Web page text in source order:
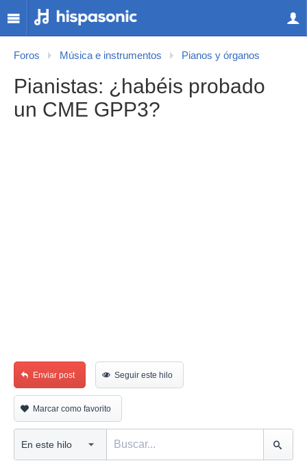
Foros Música e instrumentos Pianos y órganos
Pianistas: ¿habéis probado
un CME GPP3?
Enviar post Seguir este hilo
Marcar como favorito